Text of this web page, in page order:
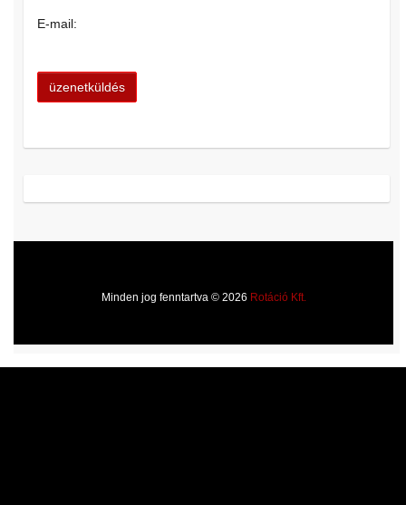
E-mail:
Minden jog fenntartva © 2026 Rotáció Kft.